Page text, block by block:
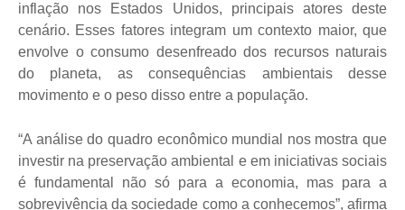
inflação nos Estados Unidos, principais atores deste
cenário. Esses fatores integram um contexto maior, que
envolve o consumo desenfreado dos recursos naturais
do planeta, as consequências ambientais desse
movimento e o peso disso entre a população.
“A análise do quadro econômico mundial nos mostra que
investir na preservação ambiental e em iniciativas sociais
é fundamental não só para a economia, mas para a
sobrevivência da sociedade como a conhecemos”, afirma